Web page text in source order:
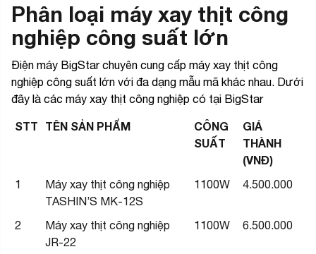
Phân loại máy xay thịt công
nghiệp công suất lớn
Điện máy BigStar chuyên cung cấp máy xay thịt công
nghiệp công suất lớn với đa dạng mẫu mã khác nhau. Dưới
đây là các máy xay thịt công nghiệp có tại BigStar
STT TÊN SẢN PHẨM
CÔNG
SUẤT
GIÁ
THÀNH
(VNĐ)
1
Máy xay thịt công nghiệp
TASHIN’S MK-12S
1100W 4.500.000
2
Máy xay thịt công nghiệp
JR-22
1100W 6.500.000